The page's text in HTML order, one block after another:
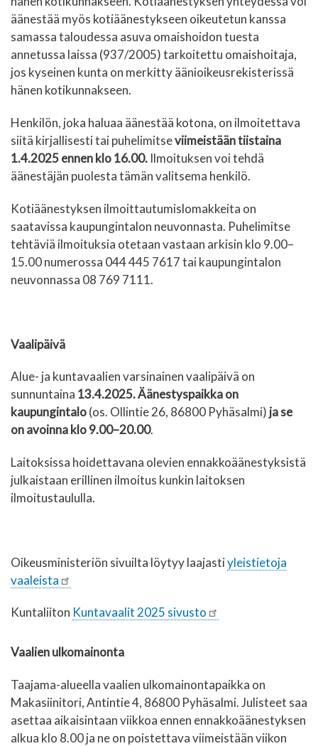
äänestää myös kotiäänestykseen oikeutetun kanssa
samassa taloudessa asuva omaishoidon tuesta
annetussa laissa (937/2005) tarkoitettu omaishoitaja,
jos kyseinen kunta on merkitty äänioikeusrekisterissä
hänen kotikunnakseen.
Henkilön, joka haluaa äänestää kotona, on ilmoitettava
siitä kirjallisesti tai puhelimitseviimeistään tiistaina
1.4.2025 ennen klo 16.00. Ilmoituksen voi tehdä
äänestäjän puolesta tämän valitsema henkilö.
Kotiäänestyksen ilmoittautumislomakkeita on
saatavissa kaupungintalon neuvonnasta. Puhelimitse
tehtäviä ilmoituksia otetaan vastaan arkisin klo 9.00–
15.00 numerossa 044 445 7617 tai kaupungintalon
neuvonnassa 08 769 7111.
Vaalipäivä
Alue- ja kuntavaalien varsinainen vaalipäivä on
sunnuntaina 13.4.2025. Äänestyspaikka on
kaupungintalo(os. Ollintie 26, 86800 Pyhäsalmi) ja se
onavoinna klo 9.00–20.00.
Laitoksissa hoidettavana olevien ennakkoäänestyksistä
julkaistaan erillinen ilmoitus kunkin laitoksen
ilmoitustaululla.
Oikeusministeriön sivuilta löytyy laajastiyleistietoja
vaaleista
Kuntaliiton Kuntavaalit 2025 sivusto
Vaalien ulkomainonta
Taajama-alueella vaalien ulkomainontapaikka on
Makasiinitori, Antintie 4, 86800 Pyhäsalmi. Julisteet saa
asettaa aikaisintaan viikkoa ennen ennakkoäänestyksen
alkua klo 8.00 ja ne on poistettava viimeistään viikon